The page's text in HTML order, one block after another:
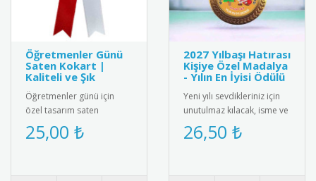
Öğretmenler Günü
Saten Kokart |
Kaliteli ve Şık
Öğretmenler günü için
özel tasarım saten
kokart."24 Kasım
Öğretmenler Günü" yazılı
25,00 ₺
2027 Yılbaşı Hatırası
Kişiye Özel Madalya
- Yılın En İyisi Ödülü
Yeni yılı sevdikleriniz için
unutulmaz kılacak, isme ve
aileye özel olarak
tasarlanan "2025 Yılbaşı ..
26,50 ₺